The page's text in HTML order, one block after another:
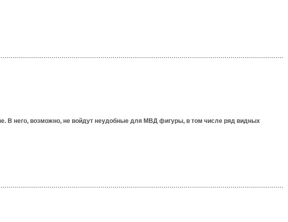
В него, возможно, не войдут неудобные для МВД фигуры, в том числе ряд видных